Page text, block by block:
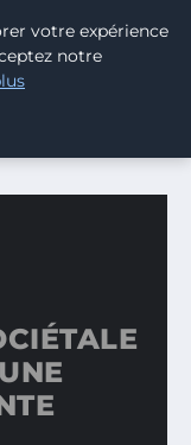
DES…
votre expérience
notre